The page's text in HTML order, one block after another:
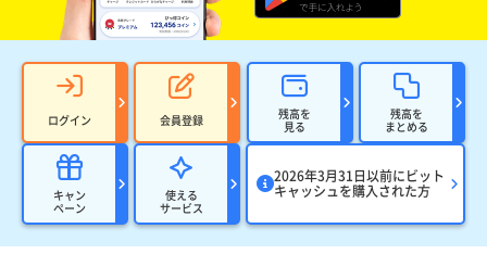
ログイン 会員登録
残高を
見る
残高を
まとめる
キャン
ペーン
使える
サービス
2026年3月31日以前にビット
キャッシュを購入された方